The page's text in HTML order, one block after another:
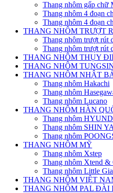
Thang nhôm gấp chữ
Thang nhôm 4 đoạn
Thang nhôm 4 đoạn
THANG NHÔM TRƯỢT
Thang nhôm trượt rút
Thang nhôm trượt rút
THANG NHÔM THỤY
THANG NHÔM
THANG NHÔM NHẬT
Thang nhôm Hakachi
Thang nhôm
Thang nhôm Lucano
THANG NHÔM HÀN
Thang nhôm
Thang nhôm SHIN
Thang nhôm
THANG NHÔM MỸ
Thang nhôm Xstep
Thang nhôm Xtend &
Thang nhôm Little
THANG NHÔM VIỆT
THANG NHÔM PAL ĐÀI